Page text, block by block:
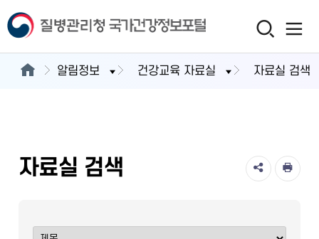
알림정보 건강교육 자료실 자료실 검색
자료실 검색